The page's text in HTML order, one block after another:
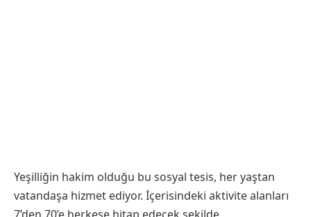
Yeşilliğin hakim olduğu bu sosyal tesis, her yaştan
vatandaşa hizmet ediyor. İçerisindeki aktivite alanları